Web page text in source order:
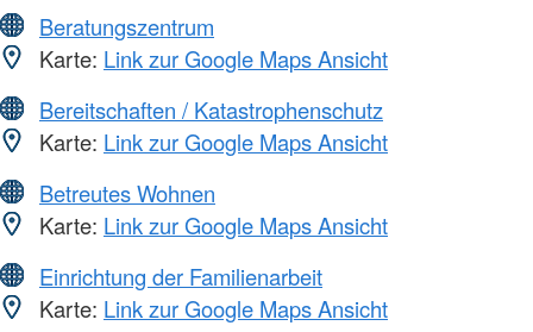
Beratungszentrum
Karte: Link zur Google Maps Ansicht
Bereitschaften / Katastrophenschutz
Karte: Link zur Google Maps Ansicht
Betreutes Wohnen
Karte: Link zur Google Maps Ansicht
Einrichtung der Familienarbeit
Karte: Link zur Google Maps Ansicht